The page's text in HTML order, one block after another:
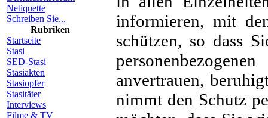
Netiquette
Schreiben Sie...
Rubriken
Startseite
Stasi
SED-Stasi
Stasiakten
Stasiopfer
Stasitäter
Interviews
Filme & TV
informieren, mit
schützen, so dass
anvertrauen,
nimmt den Schutz